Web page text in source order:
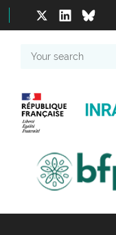
search